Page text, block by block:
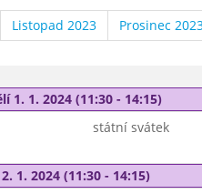
Listopad 2023 Prosinec
1. 1. 2024 (11:30 - 14:15)
státní svátek
1. 2024 (11:30 - 14:15)